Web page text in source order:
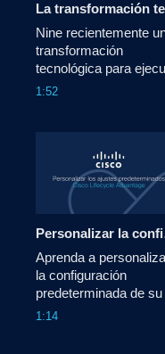
Nine recientemente
transformación
tecnológica para
su contenido
dependencia de una
heredada para
desbloquear la
la agilidad y la
flexibilidad.
1:52
Aprenda a
la configuración
predeterminada de su
campaña en Cisco
1:14